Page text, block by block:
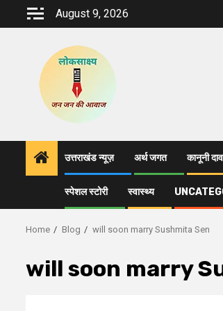
August 9, 2026
उत्तराखंड न्यूज़ अर्थ जगत कानूनी
स्पेशल स्टोरी स्वास्थ्य
Home Blog will soon marry Sushmita Sen
will soon marry